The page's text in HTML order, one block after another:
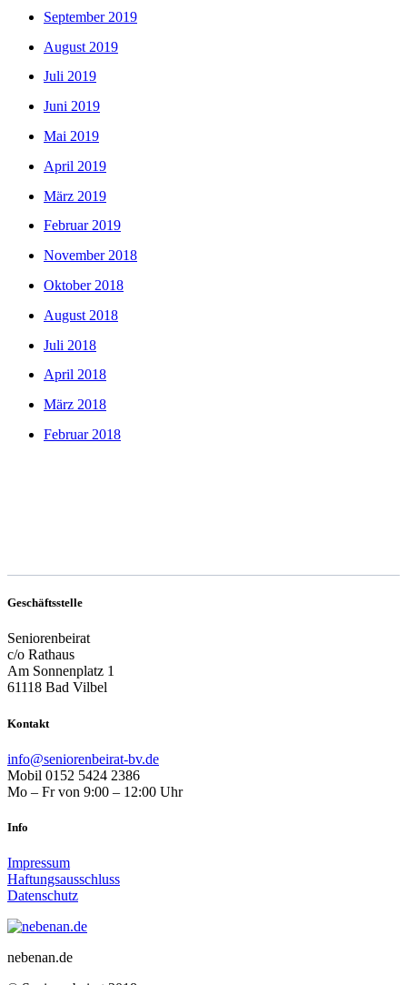
September 2019
August 2019
Juli 2019
Juni 2019
Mai 2019
April 2019
März 2019
Februar 2019
November 2018
Oktober 2018
August 2018
Juli 2018
April 2018
März 2018
Februar 2018
Geschäftsstelle
Seniorenbeirat
c/o Rathaus
Am Sonnenplatz 1
61118 Bad Vilbel
Kontakt
info@seniorenbeirat-bv.de
Mobil 0152 5424 2386
Mo – Fr von 9:00 – 12:00 Uhr
Info
Impressum
Haftungsausschluss
Datenschutz
nebenan.de